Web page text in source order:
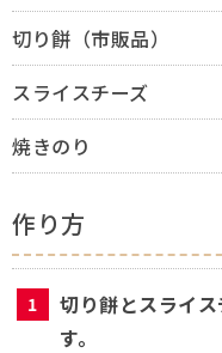
切り餅（市販品）
スライスチーズ
焼きのり
作り方
切り餅とスライ
す。